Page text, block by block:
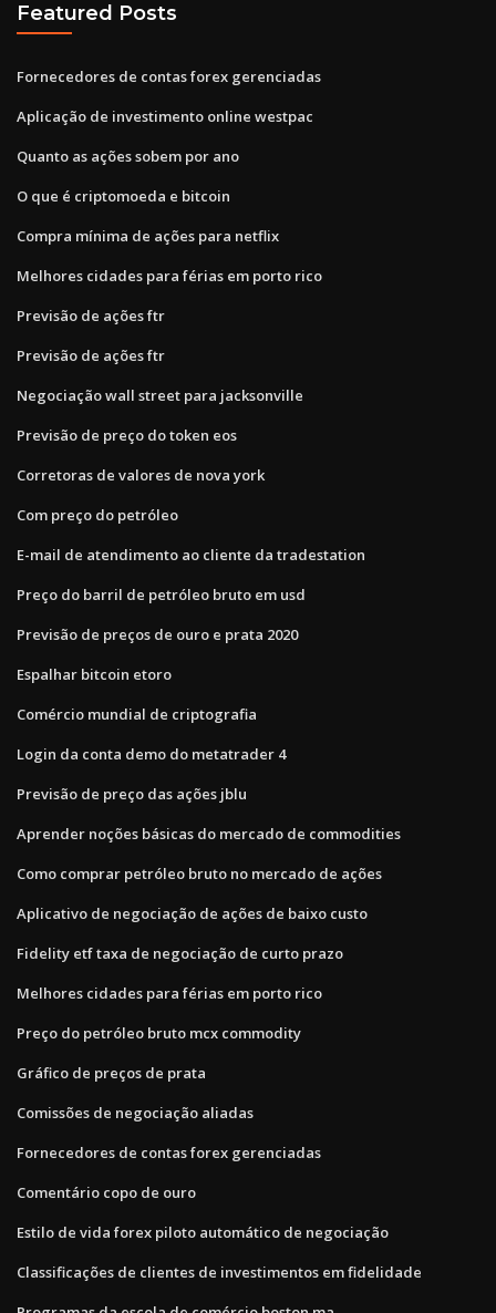
Featured Posts
Fornecedores de contas forex gerenciadas
Aplicação de investimento online westpac
Quanto as ações sobem por ano
O que é criptomoeda e bitcoin
Compra mínima de ações para netflix
Melhores cidades para férias em porto rico
Previsão de ações ftr
Previsão de ações ftr
Negociação wall street para jacksonville
Previsão de preço do token eos
Corretoras de valores de nova york
Com preço do petróleo
E-mail de atendimento ao cliente da tradestation
Preço do barril de petróleo bruto em usd
Previsão de preços de ouro e prata 2020
Espalhar bitcoin etoro
Comércio mundial de criptografia
Login da conta demo do metatrader 4
Previsão de preço das ações jblu
Aprender noções básicas do mercado de commodities
Como comprar petróleo bruto no mercado de ações
Aplicativo de negociação de ações de baixo custo
Fidelity etf taxa de negociação de curto prazo
Melhores cidades para férias em porto rico
Preço do petróleo bruto mcx commodity
Gráfico de preços de prata
Comissões de negociação aliadas
Fornecedores de contas forex gerenciadas
Comentário copo de ouro
Estilo de vida forex piloto automático de negociação
Classificações de clientes de investimentos em fidelidade